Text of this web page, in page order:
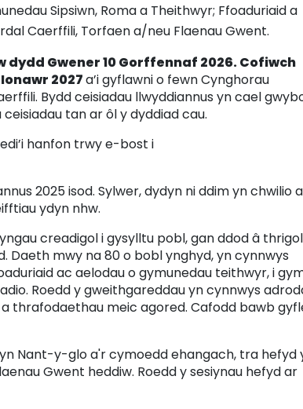
Sipsiwn, Roma a Theithwyr; Ffoaduriaid a
Caerffili, Torfaen a/neu Flaenau Gwent.
Gwener 10 Gorffennaf 2026. Cofiwch
2027a’i gyflawni o fewn Cynghorau
Bydd ceisiadau llwyddiannus yn cael
tan ar ôl y dyddiad cau.
hanfon trwy e-bost i
2025 isod. Sylwer, dydyn ni ddim yn chwilio
ydyn nhw.
creadigol i gysylltu pobl, gan ddod â
Daeth mwy na 80 o bobl ynghyd, yn cynnwys
ac aelodau o gymunedau teithwyr, i
Roedd y gweithgareddau yn cynnwys
thrafodaethau meic agored. Cafodd bawb
Nant-y-glo a'r cymoedd ehangach, tra hefyd
Gwent heddiw. Roedd y sesiynau hefyd ar